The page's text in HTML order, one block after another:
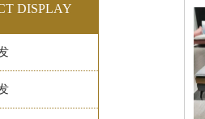
DISPLAY